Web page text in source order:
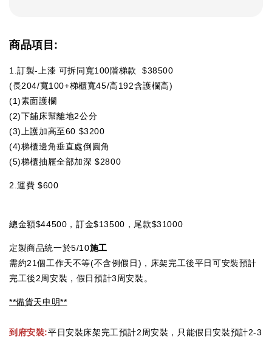
商品項目:
1.訂製-上漆 可拆同寬100階梯款 $38500
(長204/寬100+梯櫃寬45/高192含護欄高)
(1)素面護欄
(2)下舖床幫離地2公分
(3)上護加高至60 $3200
(4)梯櫃邊角垂直處倒圓角
(5)梯櫃抽屜全部加深 $2800
2.運費 $600
總金額$44500，訂金$13500，尾款$31000
定製商品統一於5/10施工
需約21個工作天不等(不含例假日)，床架完工後平日可安裝預計
完工後2周安裝，假日預計3周安裝。
**備貨天申明**
到府安裝:平日安裝床架完工預計2周安裝，只能假日安裝預計2-3